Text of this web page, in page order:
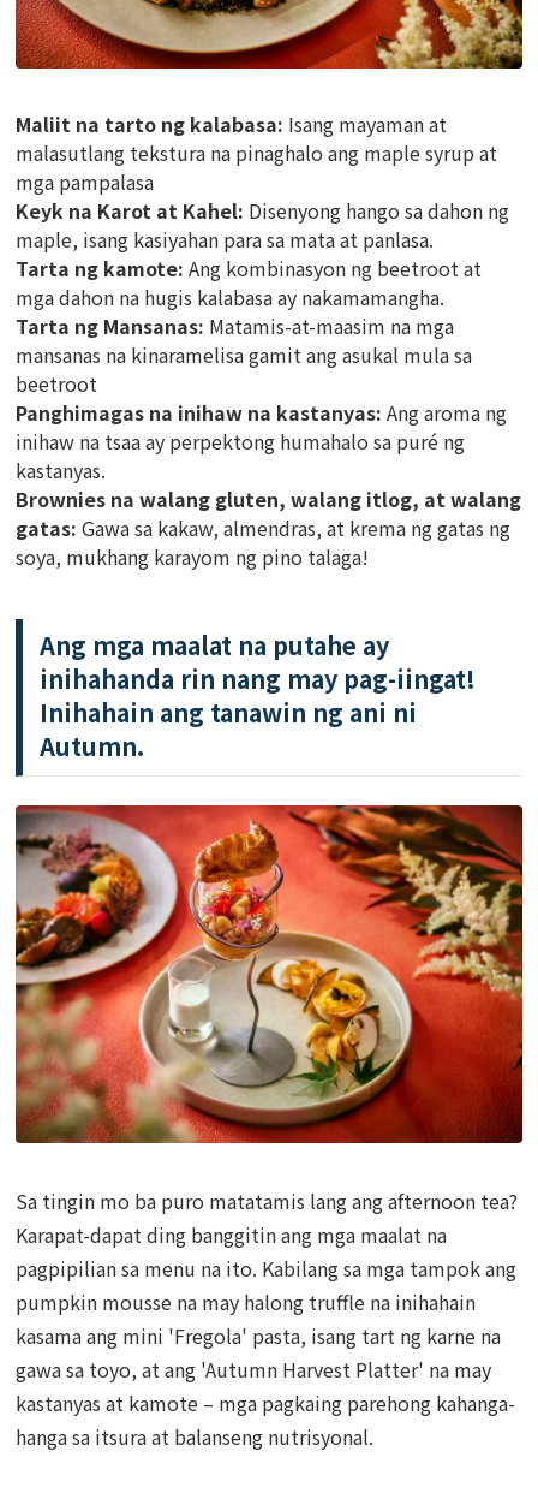
Maliit na tarto ng kalabasa: Isang mayaman at
malasutlang tekstura na pinaghalo ang maple syrup at
mga pampalasa
Keyk na Karot at Kahel: Disenyong hango sa dahon ng
maple, isang kasiyahan para sa mata at panlasa.
Tarta ng kamote: Ang kombinasyon ng beetroot at
mga dahon na hugis kalabasa ay nakamamangha.
Tarta ng Mansanas: Matamis-at-maasim na mga
mansanas na kinaramelisa gamit ang asukal mula sa
beetroot
Panghimagas na inihaw na kastanyas: Ang aroma ng
inihaw na tsaa ay perpektong humahalo sa puré ng
kastanyas.
Brownies na walang gluten, walang itlog, at walang
gatas: Gawa sa kakaw, almendras, at krema ng gatas ng
soya, mukhang karayom ng pino talaga!
Ang mga maalat na putahe ay
inihahanda rin nang may pag-iingat!
Inihahain ang tanawin ng ani ni
Autumn.
Sa tingin mo ba puro matatamis lang ang afternoon tea?
Karapat-dapat ding banggitin ang mga maalat na
pagpipilian sa menu na ito. Kabilang sa mga tampok ang
pumpkin mousse na may halong truffle na inihahain
kasama ang mini 'Fregola' pasta, isang tart ng karne na
gawa sa toyo, at ang 'Autumn Harvest Platter' na may
kastanyas at kamote – mga pagkaing parehong kahanga-
hanga sa itsura at balanseng nutrisyonal.